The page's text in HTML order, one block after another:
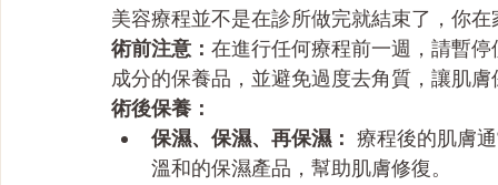
美容療程並不是在診所做完就結束了，你
術前注意： 在進行任何療程前一週，請暫
成分的保養品，並避免過度去角質，讓肌
術後保養：
保濕、保濕、再保濕： 療程後的肌膚
溫和的保濕產品，幫助肌膚修復。